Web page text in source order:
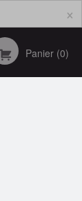
×
Panier (0)